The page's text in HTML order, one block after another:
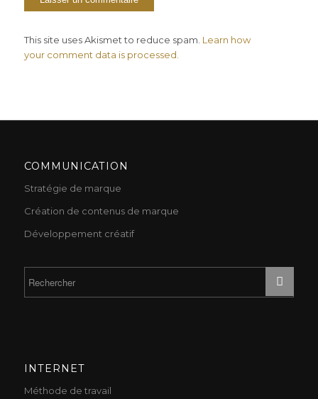
This site uses Akismet to reduce spam. Learn how
your comment data is processed.
COMMUNICATION
Stratégie de marque
Création de contenus de marque
Développement créatif
INTERNET
Méthode de travail